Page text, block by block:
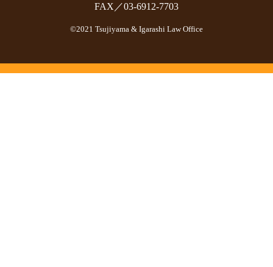
FAX／03-6912-7703
©2021 Tsujiyama & Igarashi Law Office